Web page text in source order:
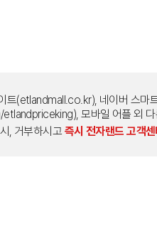
트(etlandmall.co.kr), 네이버 스마
모바일 어플 외 다
, 거부하시고 즉시 전자랜드 고객